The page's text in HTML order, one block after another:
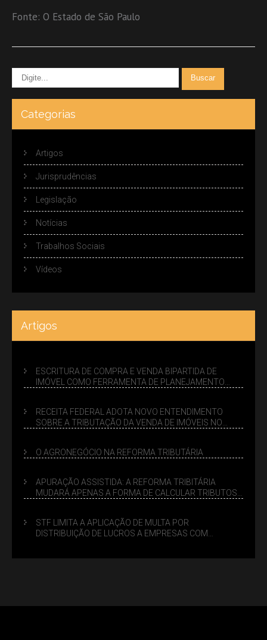
Fonte: O Estado de São Paulo
Categorias
Artigos
Jurisprudências
Legislação
Notícias
Trabalhos Sociais
Vídeos
Artigos
ESCRITURA DE COMPRA E VENDA BIPARTIDA DE
IMÓVEL COMO FERRAMENTA DE PLANEJAMENTO
RECEITA FEDERAL ADOTA NOVO ENTENDIMENTO
SOBRE A TRIBUTAÇÃO DA VENDA DE IMÓVEIS NO
O AGRONEGÓCIO NA REFORMA TRIBUTÁRIA
APURAÇÃO ASSISTIDA: A REFORMA TRIBITÁRIA
MUDARÁ APENAS A FORMA DE CALCULAR TRIBUTOS
STF LIMITA A APLICAÇÃO DE MULTA POR
DISTRIBUIÇÃO DE LUCROS A EMPRESAS COM